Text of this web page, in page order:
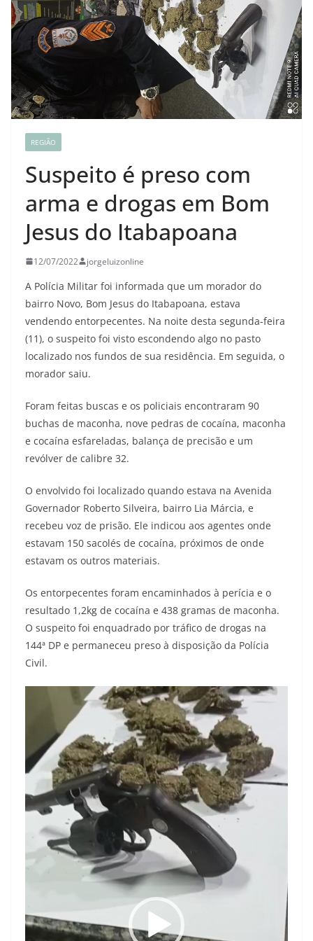
REGIÃO
Suspeito é preso com
arma e drogas em Bom
Jesus do Itabapoana
12/07/2022 jorgeluizonline
A Polícia Militar foi informada que um morador do
bairro Novo, Bom Jesus do Itabapoana, estava
vendendo entorpecentes. Na noite desta segunda-feira
(11), o suspeito foi visto escondendo algo no pasto
localizado nos fundos de sua residência. Em seguida, o
morador saiu.
Foram feitas buscas e os policiais encontraram 90
buchas de maconha, nove pedras de cocaína, maconha
e cocaína esfareladas, balança de precisão e um
revólver de calibre 32.
O envolvido foi localizado quando estava na Avenida
Governador Roberto Silveira, bairro Lia Márcia, e
recebeu voz de prisão. Ele indicou aos agentes onde
estavam 150 sacolés de cocaína, próximos de onde
estavam os outros materiais.
Os entorpecentes foram encaminhados à perícia e o
resultado 1,2kg de cocaína e 438 gramas de maconha.
O suspeito foi enquadrado por tráfico de drogas na
144ª DP e permaneceu preso à disposição da Polícia
Civil.
vídeo